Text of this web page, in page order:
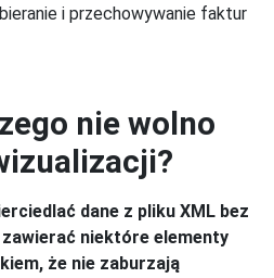
i przechowywanie faktur
nie wolno
dane z pliku XML bez
niektóre elementy
że nie zaburzają